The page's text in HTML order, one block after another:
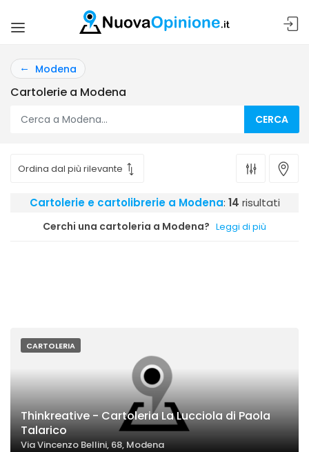
Modena
Cartolerie a Modena
CERCA
Cartolerie e cartolibrerie a Modena: 14 risultati
Cerchi una cartoleria a Modena? Leggi di più
CARTOLERIA
Thinkreative - Cartoleria La Lucciola di Paola
Talarico
Via Vincenzo Bellini, 68, Modena